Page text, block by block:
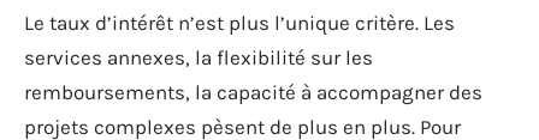
Le taux d’intérêt n’est plus l’unique critère. Les
services annexes, la flexibilité sur les
remboursements, la capacité à accompagner des
projets complexes pèsent de plus en plus. Pour